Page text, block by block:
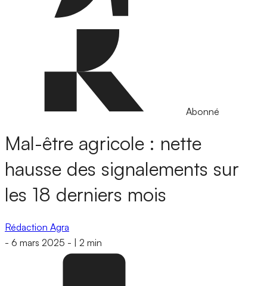
Abonné
Mal-être agricole : nette
hausse des signalements sur
les 18 derniers mois
Rédaction Agra
- 6 mars 2025 - 2 min